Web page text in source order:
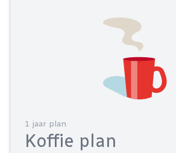
1 jaar plan
Koffie plan